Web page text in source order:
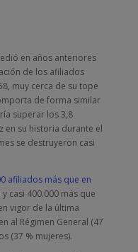
en años anteriores
de los afiliados
muy cerca de su tope
de forma similar
superar los 3,8
en su historia durante el
se destruyeron casi
afiliados más que en
casi 400.000 más que
vigor de la última
al Régimen General (47
(37 % mujeres).